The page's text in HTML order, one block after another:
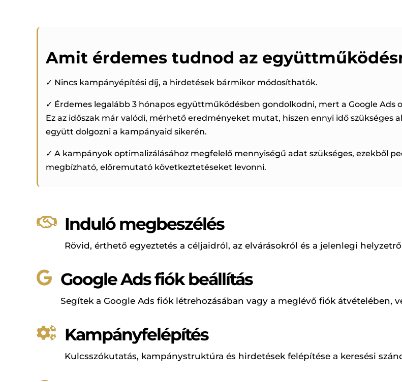
Amit érdemes tudnod az
✓ Nincs kampányépítési díj, a hirdetések bármikor módosíthatók.
✓ Érdemes legalább 3 hónapos együttműködésben gondolkodni, mert a Google Ads
Ez az időszak már valódi, mérhető eredményeket mutat, hiszen ennyi idő
együtt dolgozni a kampányaid sikerén.
✓ A kampányok optimalizálásához megfelelő mennyiségű adat szükséges, ezekből
megbízható, előremutató következtetéseket levonni.
 Induló megbeszélés
Rövid, érthető egyeztetés a céljaidról, az elvárásokról és a jelenlegi
 Google Ads fiók beállítás
Segítek a Google Ads fiók létrehozásában vagy a meglévő fiók átvételében,
 Kampányfelépítés
Kulcsszókutatás, kampánystruktúra és hirdetések felépítése a keresési